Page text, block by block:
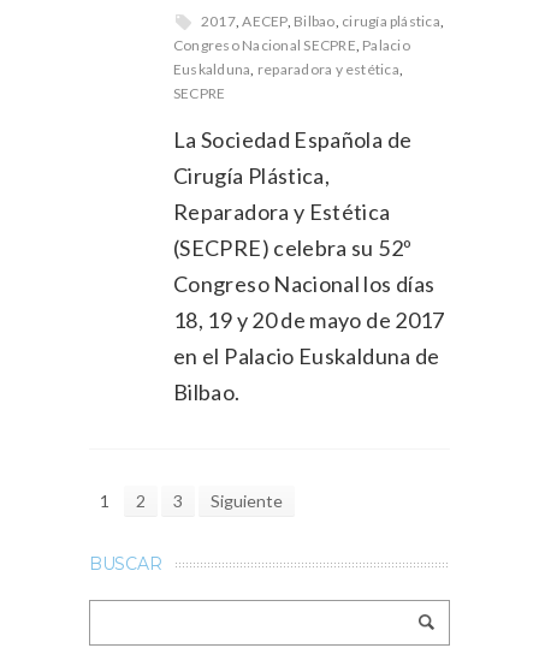
2017,AECEP, Bilbao, cirugía plástica,
Congreso Nacional SECPRE, Palacio
Euskalduna, reparadora y estética,
SECPRE
La Sociedad Española de
Cirugía Plástica,
Reparadora y Estética
(SECPRE) celebra su 52º
Congreso Nacional los días
18, 19 y 20 de mayo de 2017
en el Palacio Euskalduna de
Bilbao.
1 2 3 Siguiente
BUSCAR